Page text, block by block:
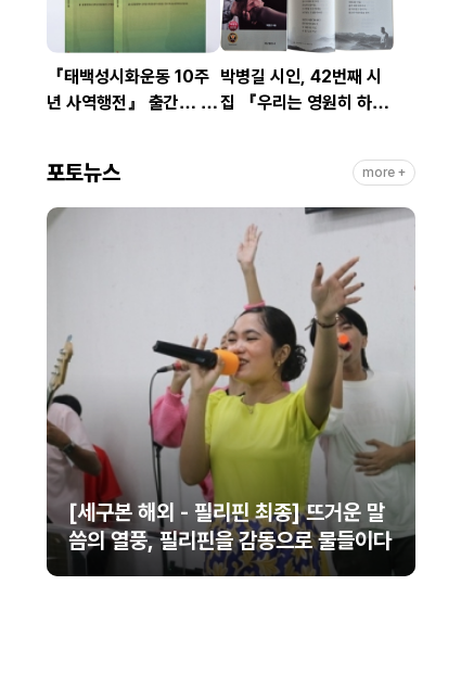
『태백성시화운동 10주
년 사역행전』 출간… 교
박병길 시인, 42번째 시
집 『우리는 영원히 하
포토뉴스 more +
제29차 세계렘넌트대회 개막… 70여
개국 1만2천여 명 참가